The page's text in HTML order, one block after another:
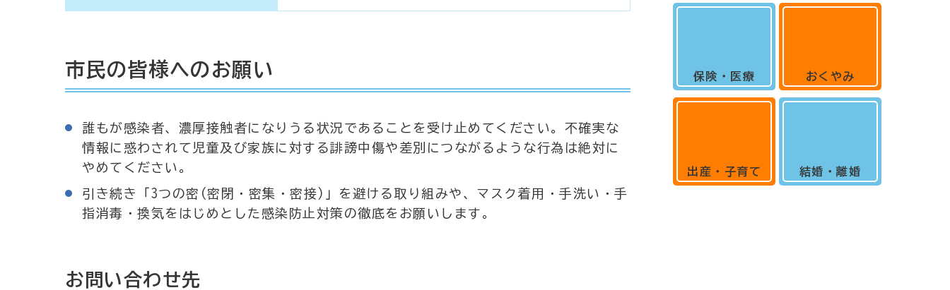
市民の皆様へのお願い
誰もが感染者、濃厚接触者になりうる状況であることを受け止めてください。不確実な
情報に惑わされて児童及び家族に対する誹謗中傷や差別につながるような行為は絶対に
やめてください。
引き続き「3つの密(密閉・密集・密接)」を避ける取り組みや、マスク着用・手洗い・手
指消毒・換気をはじめとした感染防止対策の徹底をお願いします。
お問い合わせ先
保険・医療
出産・子育て
おくやみ
結婚・離婚